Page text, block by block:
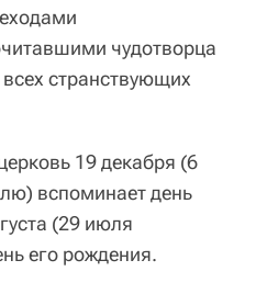
чудотворца
странствующих
19 декабря (6
вспоминает день
(29 июля
его рождения.